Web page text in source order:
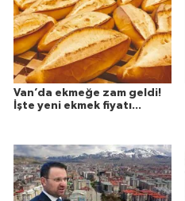
Van’da ekmeğe zam geldi!
İşte yeni ekmek fiyatı...